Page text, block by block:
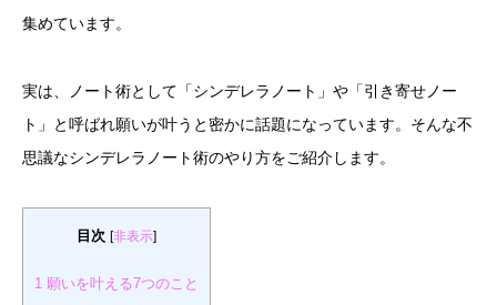
集めています。
実は、ノート術として「シンデレラノート」や「引き寄せノー
ト」と呼ばれ願いが叶うと密かに話題になっています。そんな不
思議なシンデレラノート術のやり方をご紹介します。
目次 [非表示]
1 願いを叶える7つのこと